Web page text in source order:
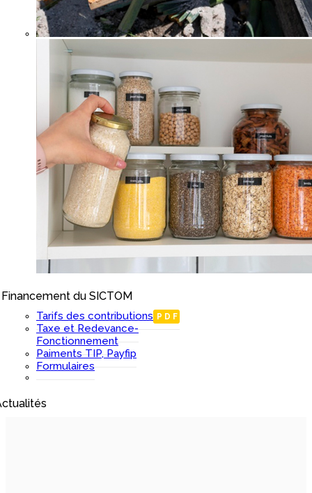
Financement du SICTOM
Tarifs des contributions PDF
Taxe et Redevance-
Fonctionnement
Paiments TIP, Payfip
Formulaires